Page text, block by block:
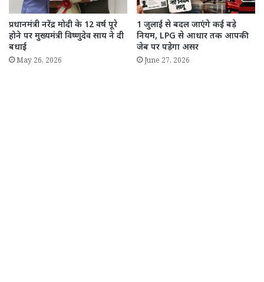
प्रधानमंत्री नरेंद्र मोदी के 12 वर्ष पूरे
होने पर मुख्यमंत्री विष्णुदेव साय ने दी
बधाई
May 26, 2026
1 जुलाई से बदल जाएंगे कई बड़े
नियम, LPG से आधार तक आपकी
जेब पर पड़ेगा असर
June 27, 2026